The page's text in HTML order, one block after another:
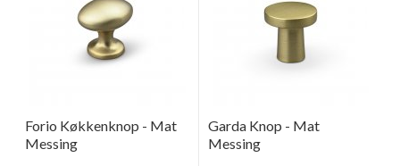
Forio Køkkenknop - Mat
Messing
Garda Knop - Mat
Messing